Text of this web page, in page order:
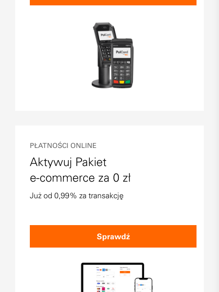
PŁATNOŚCI ONLINE
Aktywuj Pakiet
e-commerce za 0 zł
Już od 0,99% za transakcję
Sprawdź